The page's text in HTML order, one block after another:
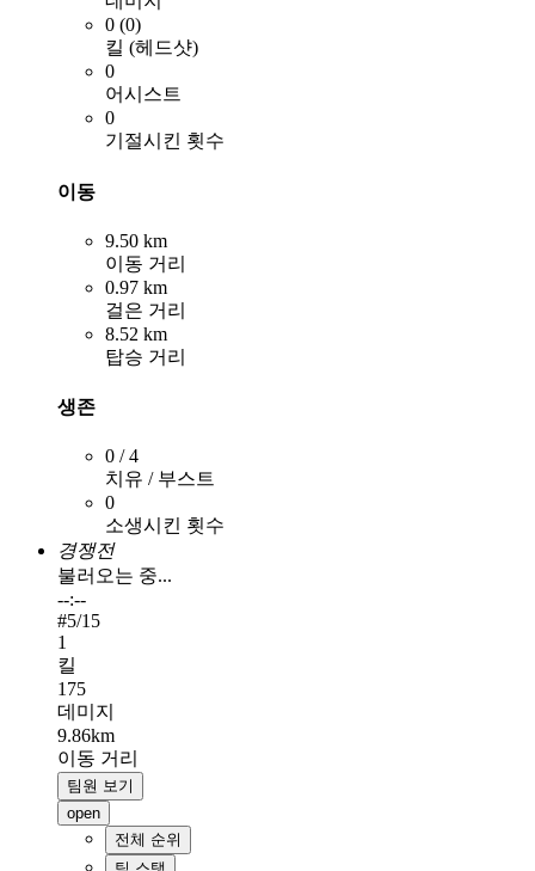
0 (0)
킬 (헤드샷)
0
어시스트
0
기절시킨 횟수
이동
9.50 km
이동 거리
0.97 km
걸은 거리
8.52 km
탑승 거리
생존
0 / 4
치유 / 부스트
0
소생시킨 횟수
경쟁전
불러오는 중...
--:--
#5/15
1
킬
175
데미지
9.86km
이동 거리
팀원 보기
open
전체 순위